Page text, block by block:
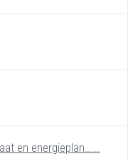
en energieplan…...